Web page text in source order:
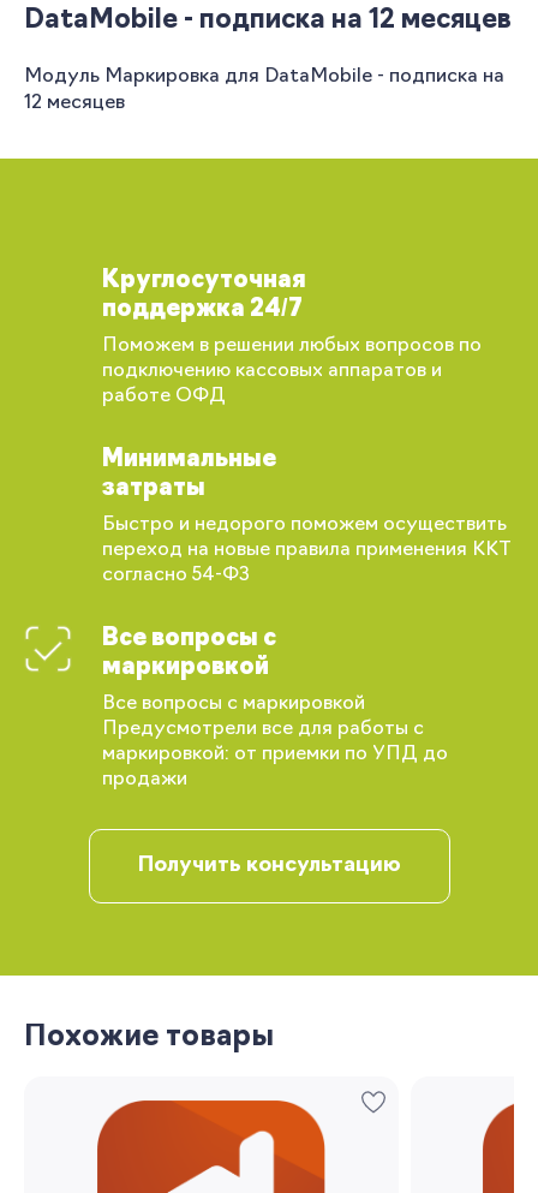
DataMobile - подписка на 12 месяцев
Модуль Маркировка для DataMobile - подписка на
12 месяцев
Круглосуточная
поддержка 24/7
Поможем в решении любых вопросов по
подключению кассовых аппаратов и
работе ОФД
Минимальные
затраты
Быстро и недорого поможем осуществить
переход на новые правила применения ККТ
согласно 54-ФЗ
Все вопросы с
маркировкой
Все вопросы с маркировкой
Предусмотрели все для работы с
маркировкой: от приемки по УПД до
продажи
Получить консультацию
Похожие товары